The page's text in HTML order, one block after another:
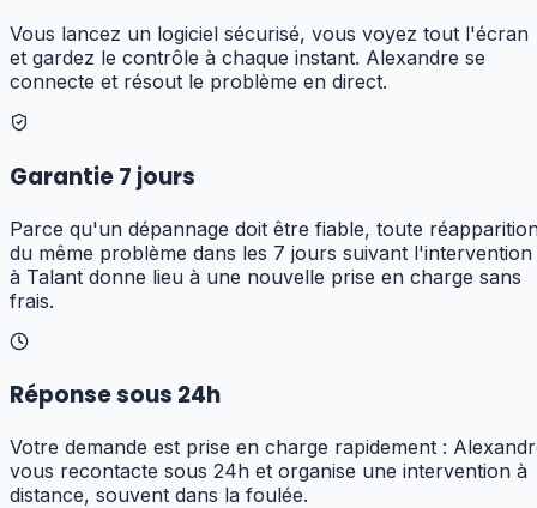
Vous lancez un logiciel sécurisé, vous voyez tout l'écran
et gardez le contrôle à chaque instant. Alexandre se
connecte et résout le problème en direct.
Garantie 7 jours
Parce qu'un dépannage doit être fiable, toute
du même problème dans les 7 jours suivant l'intervention
à Talant donne lieu à une nouvelle prise en charge sans
frais.
Réponse sous 24h
Votre demande est prise en charge rapidement :
vous recontacte sous 24h et organise une intervention à
distance, souvent dans la foulée.